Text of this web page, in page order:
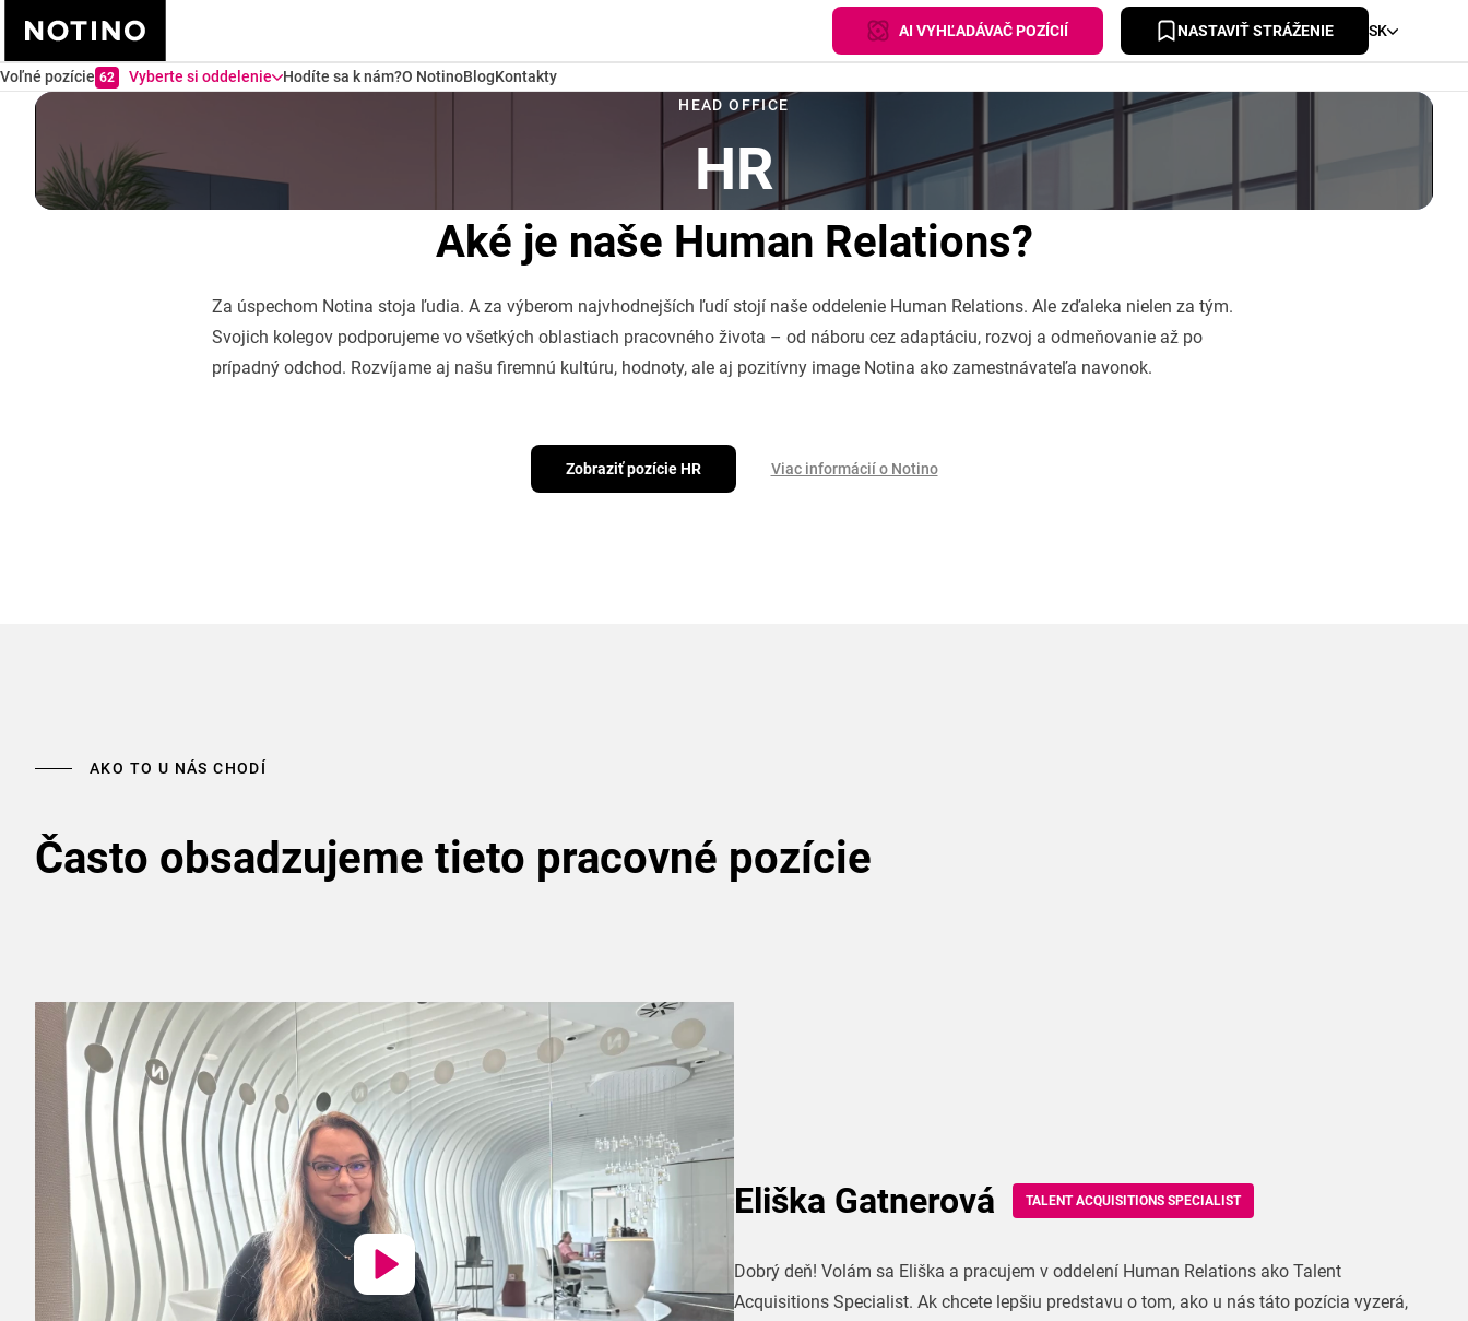
AI VYHĽADÁVAČ POZÍCIÍ NASTAVIŤ STRÁŽENIE SK
Voľné pozície 62 Vyberte si oddelenie Hodíte sa k nám?O NotinoBlogKontakty
HEAD OFFICE
HR
Aké je naše Human Relations?
Za úspechom Notina stoja ľudia. A za výberom najvhodnejších ľudí stojí naše oddelenie Human Relations. Ale zďaleka nielen za tým.
Svojich kolegov podporujeme vo všetkých oblastiach pracovného života – od náboru cez adaptáciu, rozvoj a odmeňovanie až po
prípadný odchod. Rozvíjame aj našu firemnú kultúru, hodnoty, ale aj pozitívny image Notina ako zamestnávateľa navonok.
Zobraziť pozície HR Viac informácií o Notino
AKO TO U NÁS CHODÍ
Často obsadzujeme tieto pracovné pozície
Eliška Gatnerová TALENT ACQUISITIONS SPECIALIST
Dobrý deň! Volám sa Eliška a pracujem v oddelení Human Relations ako Talent
Acquisitions Specialist. Ak chcete lepšiu predstavu o tom, ako u nás táto pozícia vyzerá,